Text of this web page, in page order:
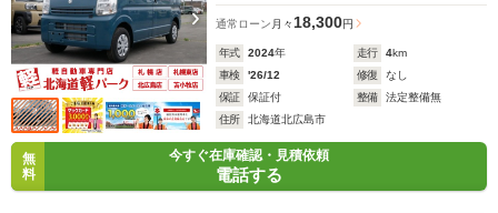
通常ローン 月々 18,300円
年式 2024年 走行 4km
車検
'26/12 修復
なし
保証
保証付 整備
法定整備無
住所
北海道北広島市
無
料
今すぐ在庫確認・見積依頼
電話する